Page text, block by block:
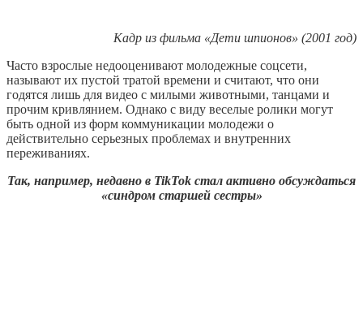
Кадр из фильма «Дети шпионов» (2001 год)
Часто взрослые недооценивают молодежные соцсети,
называют их пустой тратой времени и считают, что они
годятся лишь для видео с милыми животными, танцами и
прочим кривлянием. Однако с виду веселые ролики могут
быть одной из форм коммуникации молодежи о
действительно серьезных проблемах и внутренних
переживаниях.
Так, например, недавно в TikTok стал активно обсуждаться
«синдром старшей сестры»